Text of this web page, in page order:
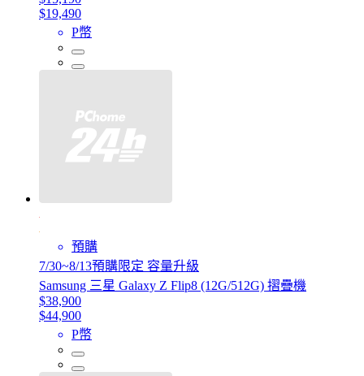
$19,490
P幣
預購
7/30~8/13預購限定 容量升級
Samsung 三星 Galaxy Z Flip8 (12G/512G) 摺疊機
$38,900
$44,900
P幣